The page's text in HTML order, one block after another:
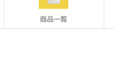
商品一覧